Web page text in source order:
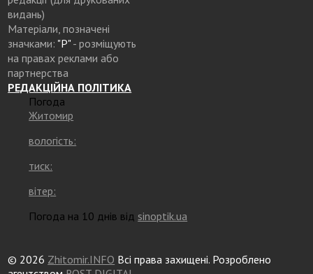
видань)
Матеріали, позначені
значками: "Р"- розміщують
на правах реклами або
партнерства
РЕДАКЦІЙНА ПОЛІТИКА
Погода
Житомир
вологість:
тиск:
вітер:
Погода на 10 днів від sinoptik.ua
© 2026 Zhitomir.INFO Всі права захищені. Розроблено